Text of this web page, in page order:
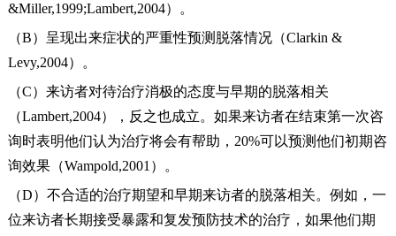
&Miller,1999;Lambert,2004）。
（B）呈现出来症状的严重性预测脱落情况（Clarkin &
Levy,2004）。
（C）来访者对待治疗消极的态度与早期的脱落相关
（Lambert,2004），反之也成立。如果来访者在结束第一次咨
询时表明他们认为治疗将会有帮助，20%可以预测他们初期咨
询效果（Wampold,2001）。
（D）不合适的治疗期望和早期来访者的脱落相关。例如，一
位来访者长期接受暴露和复发预防技术的治疗，如果他们期